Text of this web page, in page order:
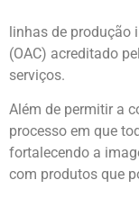
linhas de produção
(OAC) acreditado
serviços.
Além de permitir a
processo em que
fortalecendo a
com produtos que